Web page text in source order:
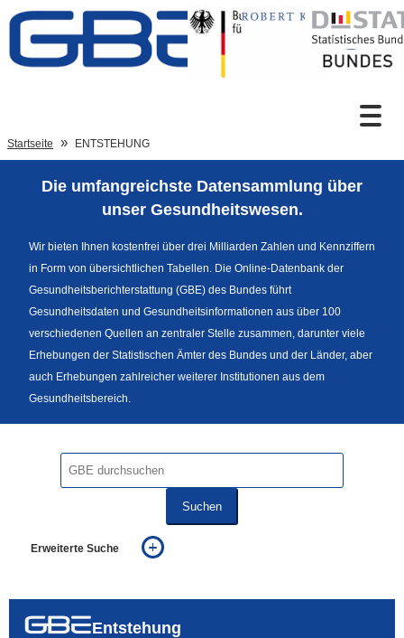
Zum Inhalt
Sprachumschaltung
Fußzeile
Startseite ENTSTEHUNG
Die umfangreichste Datensammlung über
unser Gesundheitswesen.
Wir bieten Ihnen kostenfrei über drei Milliarden Zahlen und Kennziffern
in Form von übersichtlichen Tabellen. Die Online-Datenbank der
Gesundheitsberichterstattung (GBE) des Bundes führt
Gesundheitsdaten und Gesundheitsinformationen aus über 100
verschiedenen Quellen an zentraler Stelle zusammen, darunter viele
Erhebungen der Statistischen Ämter des Bundes und der Länder, aber
auch Erhebungen zahlreicher weiterer Institutionen aus dem
Gesundheitsbereich.
Suchen
Erweiterte Suche
auch in allen Texten suchen (Volltextsuche)
Entstehung